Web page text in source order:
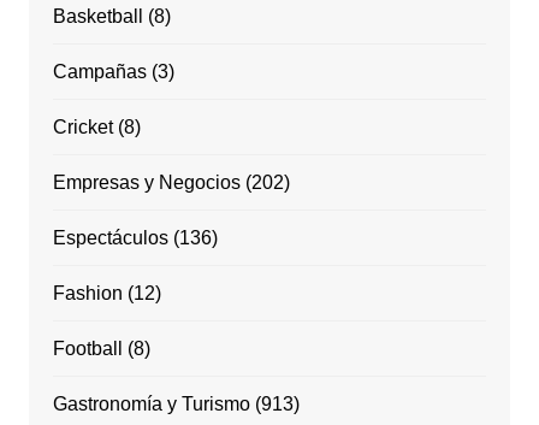
Basketball (8)
Campañas(3)
Cricket(8)
Empresas y Negocios(202)
Espectáculos(136)
Fashion (12)
Football (8)
Gastronomía y Turismo(913)